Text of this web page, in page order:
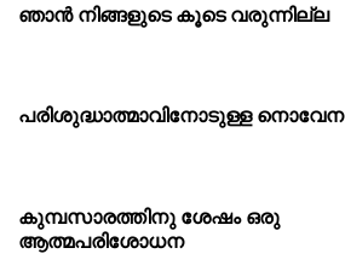
ഞാൻ നിങ്ങളുടെ കൂടെ വരുന്നില്ല
പരിശുദ്ധാത്മാവിനോടുള്ള നൊവേന
കുമ്പസാരത്തിനു ശേഷം ഒരു
ആത്മപരിശോധന